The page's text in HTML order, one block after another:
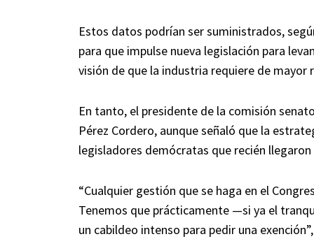
Estos datos podrían ser suministrados,
para que impulse nueva legislación para
visión de que la industria requiere de mayor
En tanto, el presidente de la comisión
Pérez Cordero, aunque señaló que la
legisladores demócratas que recién
“Cualquier gestión que se haga en el
Tenemos que prácticamente —si ya el
un cabildeo intenso para pedir una